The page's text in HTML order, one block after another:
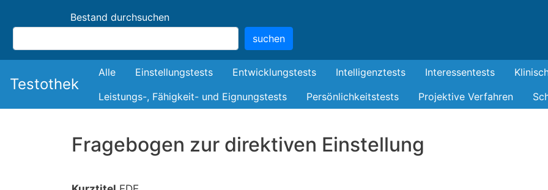
Bestand durchsuchen
suchen
Testothek
Bestand
Alle Einstellungstests Entwicklungstests Intelligenztests Interessentests
Leistungs-, Fähigkeit- und Eignungstests
Persönlichkeitstests Projektive Verfahren
Fragebogen zur direktiven Einstellung